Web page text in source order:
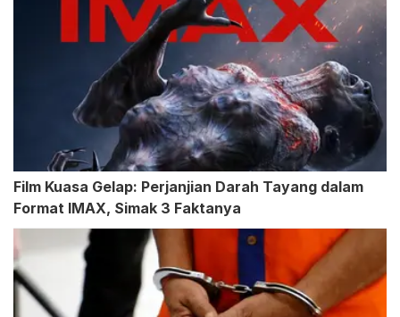
Film Kuasa Gelap: Perjanjian Darah Tayang dalam
Format IMAX, Simak 3 Faktanya